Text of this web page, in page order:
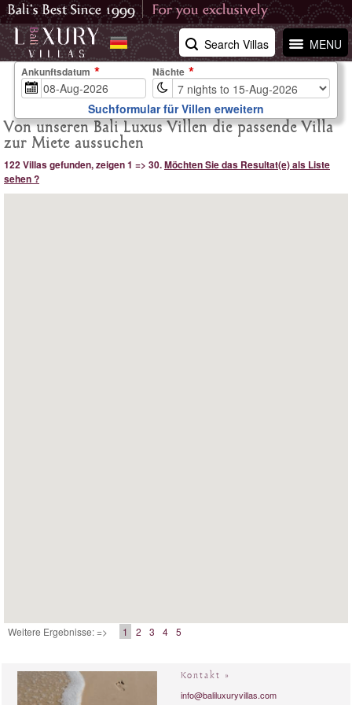
MENU
Search Villas
Von unseren Bali Luxus Villen die passende Villa
zur Miete aussuchen
122 Villas gefunden, zeigen 1 => 30.Möchten Sie das Resultat(e) als Liste
sehen ?
Weitere Ergebnisse: => 1 2 3 4 5
Kontakt »
info@baliluxuryvillas.com
Ankunftsdatum Nächte
Suchformular für Villen erweitern